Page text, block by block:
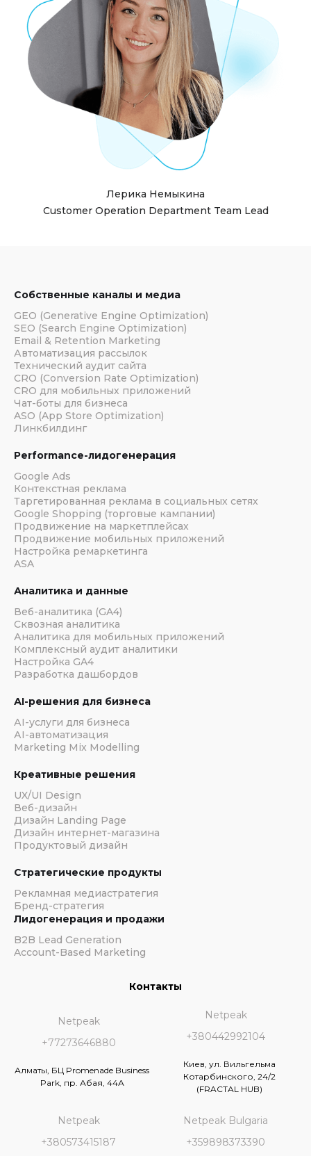
Лерика Немыкина
Customer Operation Department Team Lead
Собственные каналы и медиа
GEO (Generative Engine Optimization)
SEO (Search Engine Optimization)
Email & Retention Marketing
Автоматизация рассылок
Технический аудит сайта
CRO (Conversion Rate Optimization)
CRO для мобильных приложений
Чат-боты для бизнеса
ASO (App Store Optimization)
Линкбилдинг
Performance-лидогенерация
Google Ads
Контекстная реклама
Таргетированная реклама в социальных сетях
Google Shopping (торговые кампании)
Продвижение на маркетплейсах
Продвижение мобильных приложений
Настройка ремаркетинга
ASA
Аналитика и данные
Веб-аналитика (GA4)
Сквозная аналитика
Аналитика для мобильных приложений
Комплексный аудит аналитики
Настройка GA4
Разработка дашбордов
АI-решения для бизнеса
АI-услуги для бизнеса
АI-автоматизация
Marketing Mix Modelling
Креативные решения
UX/UI Design
Веб-дизайн
Дизайн Landing Page
Дизайн интернет-магазина
Продуктовый дизайн
Стратегические продукты
Рекламная медиастратегия
Бренд-стратегия
Лидогенерация и продажи
B2B Lead Generation
Account-Based Marketing
Контакты
Netpeak
+77273646880
Алматы, БЦ Promenade Business
Park, пр. Абая, 44А
Netpeak
+380442992104
Киев, ул. Вильгельма
Котарбинского, 24/2
(FRACTAL HUB)
Netpeak
+380573415187
Netpeak Bulgaria
+359898373390